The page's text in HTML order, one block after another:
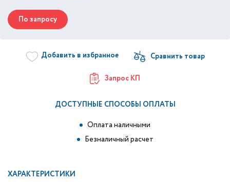
По запросу
Добавить в избранное
Запрос КП
ДОСТУПНЫЕ СПОСОБЫ ОПЛАТЫ
Оплата наличными
Безналичный расчет
ХАРАКТЕРИСТИКИ